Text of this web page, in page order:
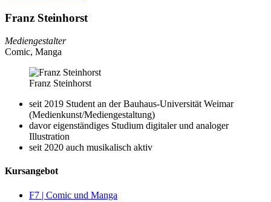
Franz Steinhorst
Mediengestalter
Comic, Manga
Franz Steinhorst
seit 2019 Student an der Bauhaus-Universität Weimar
(Medienkunst/​Mediengestaltung)
davor eigenständiges Studium digitaler und analoger
Illustration
seit 2020 auch musikalisch aktiv
Kursangebot
F7 | Comic und Manga